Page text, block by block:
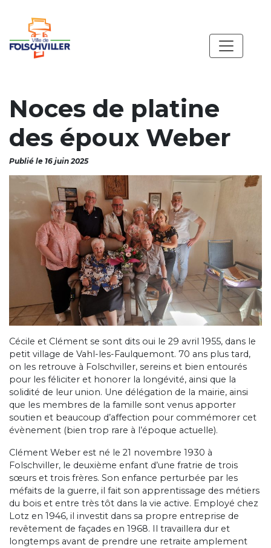
Noces de platine
des époux Weber
Publié le 16 juin 2025
Cécile et Clément se sont dits oui le 29 avril 1955, dans le
petit village de Vahl-les-Faulquemont. 70 ans plus tard,
on les retrouve à Folschviller, sereins et bien entourés
pour les féliciter et honorer la longévité, ainsi que la
solidité de leur union. Une délégation de la mairie, ainsi
que les membres de la famille sont venus apporter
soutien et beaucoup d’affection pour commémorer cet
évènement (bien trop rare à l’époque actuelle).
Clément Weber est né le 21 novembre 1930 à
Folschviller, le deuxième enfant d’une fratrie de trois
sœurs et trois frères. Son enfance perturbée par les
méfaits de la guerre, il fait son apprentissage des métiers
du bois et entre très tôt dans la vie active. Employé chez
Lotz en 1946, il investit dans sa propre entreprise de
revêtement de façades en 1968. Il travaillera dur et
longtemps avant de prendre une retraite amplement